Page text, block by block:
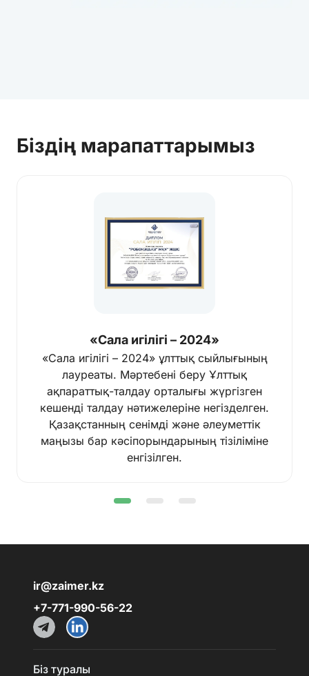
Біздің марапаттарымыз
«Сала игілігі – 2024»
«Сала игілігі – 2024» ұлттық сыйлығының
лауреаты. Мәртебені беру Ұлттық
ақпараттық-талдау орталығы жүргізген
кешенді талдау нәтижелеріне негізделген.
Қазақстанның сенімді және әлеуметтік
маңызы бар кәсіпорындарының тізіліміне
енгізілген.
ir@zaimer.kz
+7-771-990-56-22
Біз туралы